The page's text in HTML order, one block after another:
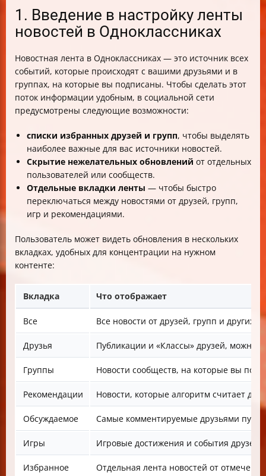
1. Введение в настройку ленты
новостей в Одноклассниках
Новостная лента в Одноклассниках — это источник всех
событий, которые происходят с вашими друзьями и в
группах, на которые вы подписаны. Чтобы сделать этот
поток информации удобным, в социальной сети
предусмотрены следующие возможности:
списки избранных друзей и групп, чтобы выделять
наиболее важные для вас источники новостей.
Скрытие нежелательных обновлений от отдельных
пользователей или сообществ.
Отдельные вкладки ленты — чтобы быстро
переключаться между новостями от друзей, групп,
игр и рекомендациями.
Пользователь может видеть обновления в нескольких
вкладках, удобных для концентрации на нужном
контенте:
Вкладка Что отображает
Все Все новости от друзей, групп и других
Друзья Публикации и «Классы» друзей, можно
Группы Новости сообществ, на которые вы
Рекомендации Новости, которые алгоритм считает
Обсуждаемое Самые комментируемые друзьями
Игры Игровые достижения и события друзей
Избранное Отдельная лента новостей от